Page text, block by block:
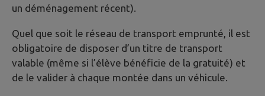
un déménagement récent).
Quel que soit le réseau de transport emprunté, il est
obligatoire de disposer d’un titre de transport
valable (même si l’élève bénéficie de la gratuité) et
de le valider à chaque montée dans un véhicule.